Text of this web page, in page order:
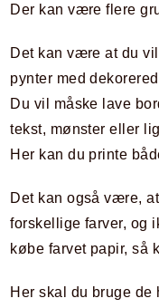
Der kan være flere
Det kan være at du
pynter med
Du vil måske lave
tekst, mønster eller
Her kan du printe
Det kan også være,
forskellige farver, og
købe farvet papir, så
Her skal du bruge de